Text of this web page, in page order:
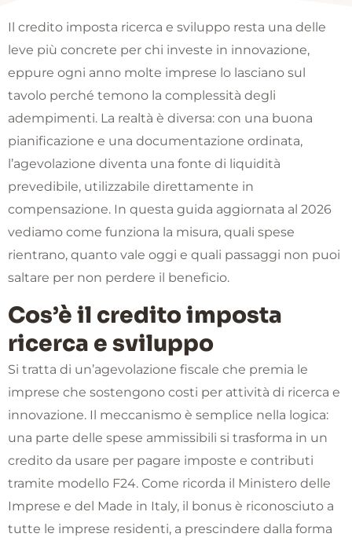
Il credito imposta ricerca e sviluppo resta una delle
leve più concrete per chi investe in innovazione,
eppure ogni anno molte imprese lo lasciano sul
tavolo perché temono la complessità degli
adempimenti. La realtà è diversa: con una buona
pianificazione e una documentazione ordinata,
l’agevolazione diventa una fonte di liquidità
prevedibile, utilizzabile direttamente in
compensazione. In questa guida aggiornata al 2026
vediamo come funziona la misura, quali spese
rientrano, quanto vale oggi e quali passaggi non puoi
saltare per non perdere il beneficio.
Cos’è il credito imposta
ricerca e sviluppo
Si tratta di un’agevolazione fiscale che premia le
imprese che sostengono costi per attività di ricerca e
innovazione. Il meccanismo è semplice nella logica:
una parte delle spese ammissibili si trasforma in un
credito da usare per pagare imposte e contributi
tramite modello F24. Come ricorda il Ministero delle
Imprese e del Made in Italy, il bonus è riconosciuto a
tutte le imprese residenti, a prescindere dalla forma